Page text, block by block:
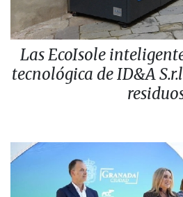
Las EcoIsole
tecnológica de ID&A